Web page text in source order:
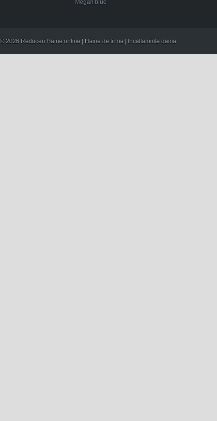
Megan blue
© 2026 Reduceri Haine online | Haine de firma | Incaltaminte dama